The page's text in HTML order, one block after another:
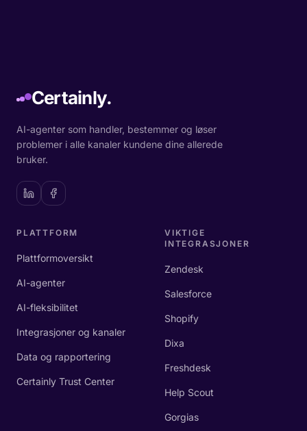
Certainly.
AI-agenter som handler, bestemmer og løser
problemer i alle kanaler kundene dine allerede
bruker.
PLATTFORM
Plattformoversikt
AI-agenter
AI-fleksibilitet
Integrasjoner og kanaler
Data og rapportering
Certainly Trust Center
VIKTIGE
INTEGRASJONER
Zendesk
Salesforce
Shopify
Dixa
Freshdesk
Help Scout
Gorgias